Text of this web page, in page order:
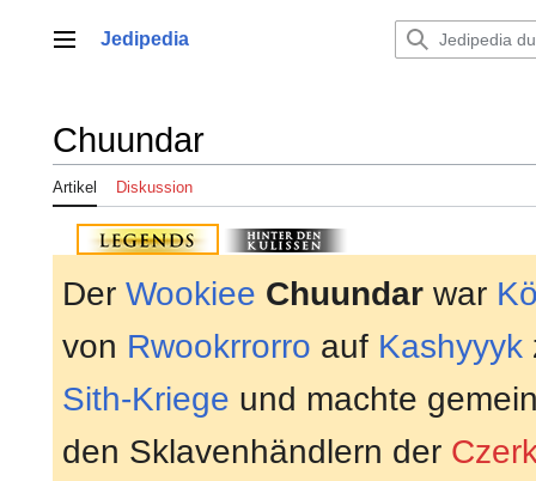
springenHauptmenü
Jedipedia
Chuundar
Artikel Diskussion
Der Wookiee Chuundar war
von Rwookrrorro auf Kashyyyk
Sith-Kriege und machte
den Sklavenhändlern der